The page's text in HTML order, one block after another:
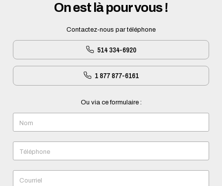
On est là pour vous !
Contactez-nous par téléphone
514 334-6920
1 877 877-6161
Ou via ce formulaire :
Nom
Téléphone
Courriel